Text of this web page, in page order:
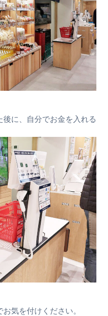
後に、自分でお金を入れる
気を付けください。